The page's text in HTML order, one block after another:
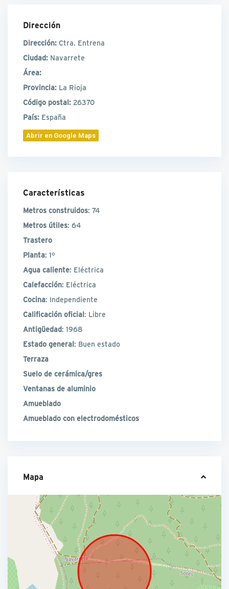
Dirección
Dirección: Ctra. Entrena
Ciudad: Navarrete
Área:
Provincia: La Rioja
Código postal: 26370
País: España
Abrir en Google Maps
Características
Metros construidos: 74
Metros útiles: 64
Trastero
Planta: 1º
Agua caliente: Eléctrica
Calefacción: Eléctrica
Cocina: Independiente
Calificación oficial: Libre
Antigüedad: 1968
Estado general: Buen estado
Terraza
Suelo de cerámica/gres
Ventanas de aluminio
Amueblado
Amueblado con electrodomésticos
Mapa